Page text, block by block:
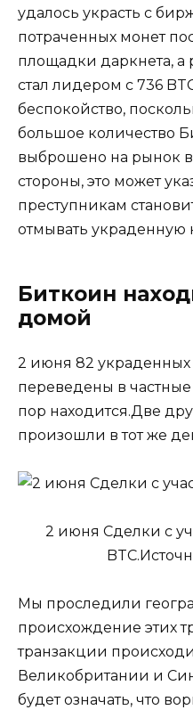
удалось украсть с
потраченных монет
площадки даркнета, а
стал лидером с 736
беспокойство,
большое количество
выброшено на рынок
стороны, это может
преступникам
отмывать украденную
Биткоин
домой
2 июня 82
переведены в
пор находится.Две
произошли в тот же
2 июня Сделки с
Мы проследили
происхождение этих
транзакции
Великобритании и
будет означать, что